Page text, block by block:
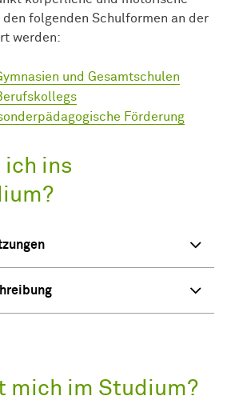
den folgenden Schulformen an der
werden:
und Gesamtschulen
Förderung
ich ins
mich im Studium?